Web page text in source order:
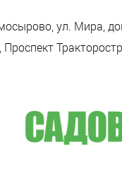
ул. Мира,